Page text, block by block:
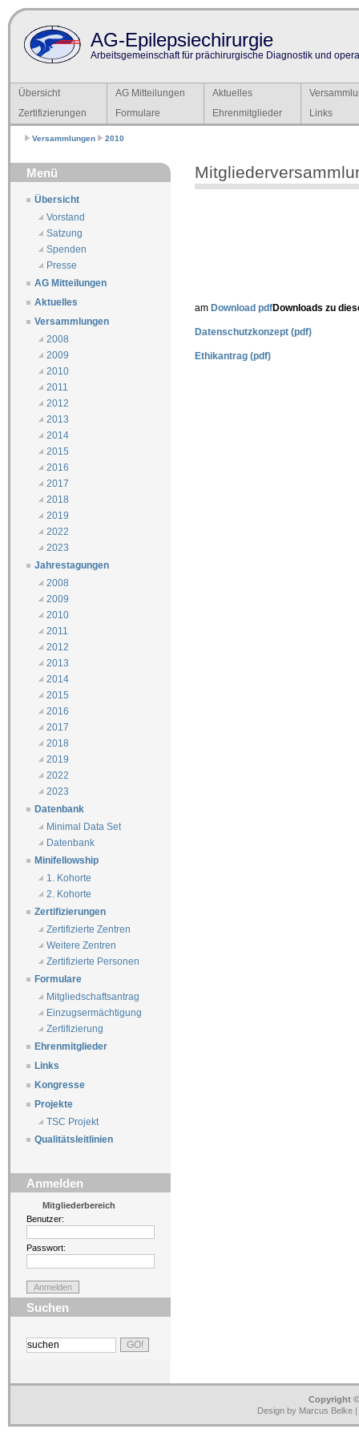
AG-Epilepsiechirurgie
Arbeitsgemeinschaft für prächirurgische Diagnostik und
Übersicht AG Mitteilungen Aktuelles
Zertifizierungen
Formulare Ehrenmitglieder Links
Versammlungen 2010
Menü
Übersicht
Vorstand
Satzung
Spenden
Presse
AG Mitteilungen
Aktuelles
Versammlungen
2008
2009
2010
2011
2012
2013
2014
2015
2016
2017
2018
2019
2022
2023
Jahrestagungen
2008
2009
2010
2011
2012
2013
2014
2015
2016
2017
2018
2019
2022
2023
Datenbank
Minimal Data Set
Datenbank
Minifellowship
1. Kohorte
2. Kohorte
Zertifizierungen
Zertifizierte Zentren
Weitere Zentren
Zertifizierte Personen
Formulare
Mitgliedschaftsantrag
Einzugsermächtigung
Zertifizierung
Ehrenmitglieder
Links
Kongresse
Projekte
TSC Projekt
Qualitätsleitlinien
Anmelden
Mitgliederbereich
Benutzer:
Passwort:
Suchen
am Download pdfDownloads zu
Datenschutzkonzept (pdf)
Ethikantrag (pdf)
Copyright
Design by Marcus Belke